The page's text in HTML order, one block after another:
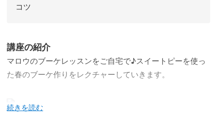
コツ
講座の紹介
マロウのブーケレッスンをご自宅で♪スイートピーを使っ
た春のブーケ作りをレクチャーしていきます。